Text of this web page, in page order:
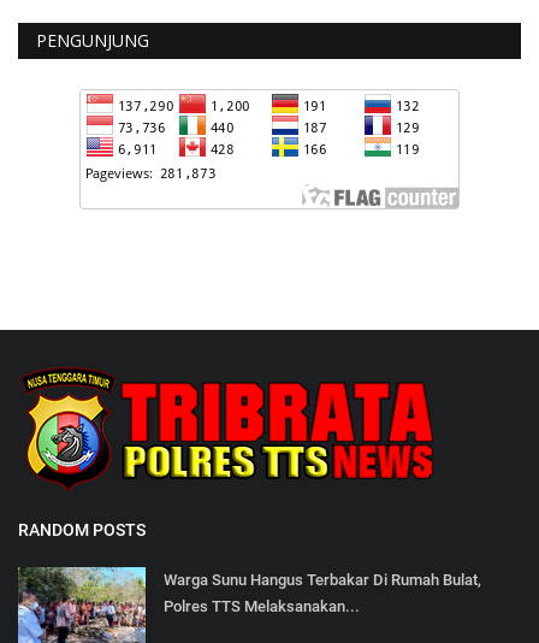
PENGUNJUNG
RANDOM POSTS
Warga Sunu Hangus Terbakar Di Rumah Bulat,
Polres TTS Melaksanakan...